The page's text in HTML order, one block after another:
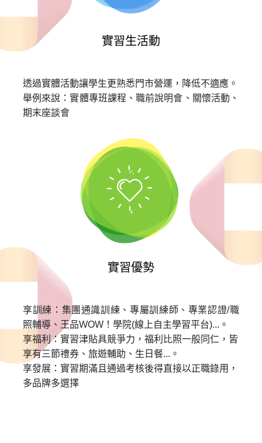
實習生活動
透過實體活動讓學生更熟悉門市營運，降低不適應。
舉例來說：實體專班課程、職前說明會、關懷活動、
期末座談會
實習優勢
享訓練：集團通識訓練、專屬訓練師、專業認證/職
照輔導、王品WOW！學院(線上自主學習平台)...。
享福利：實習津貼具競爭力，福利比照一般同仁，皆
享有三節禮券、旅遊輔助、生日餐...。
享發展：實習期滿且通過考核後得直接以正職錄用，
多品牌多選擇